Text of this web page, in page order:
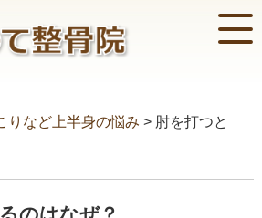
りなど上半身の悩み > 肘を打つと
のはなぜ？